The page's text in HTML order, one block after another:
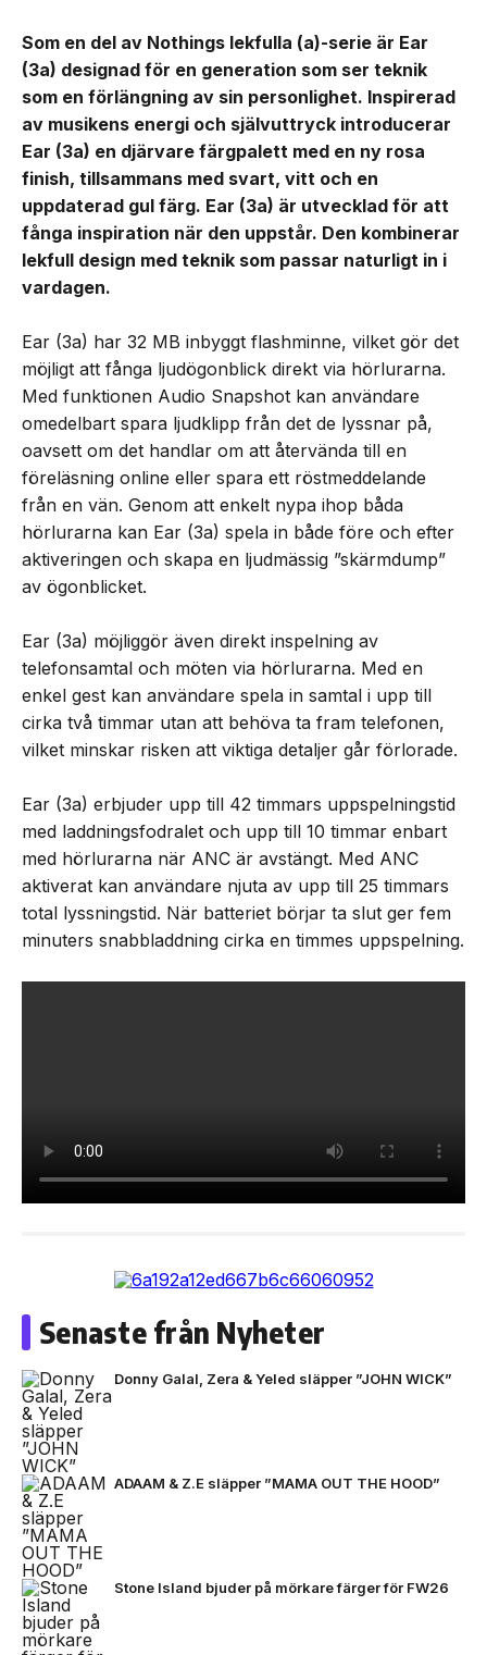
Som en del av Nothings lekfulla (a)-serie är Ear
(3a) designad för en generation som ser teknik
som en förlängning av sin personlighet. Inspirerad
av musikens energi och självuttryck introducerar
Ear (3a) en djärvare färgpalett med en ny rosa
finish, tillsammans med svart, vitt och en
uppdaterad gul färg. Ear (3a) är utvecklad för att
fånga inspiration när den uppstår. Den kombinerar
lekfull design med teknik som passar naturligt in i
vardagen.
Ear (3a) har 32 MB inbyggt flashminne, vilket gör det
möjligt att fånga ljudögonblick direkt via hörlurarna.
Med funktionen Audio Snapshot kan användare
omedelbart spara ljudklipp från det de lyssnar på,
oavsett om det handlar om att återvända till en
föreläsning online eller spara ett röstmeddelande
från en vän. Genom att enkelt nypa ihop båda
hörlurarna kan Ear (3a) spela in både före och efter
aktiveringen och skapa en ljudmässig ”skärmdump”
av ögonblicket.
Ear (3a) möjliggör även direkt inspelning av
telefonsamtal och möten via hörlurarna. Med en
enkel gest kan användare spela in samtal i upp till
cirka två timmar utan att behöva ta fram telefonen,
vilket minskar risken att viktiga detaljer går förlorade.
Ear (3a) erbjuder upp till 42 timmars uppspelningstid
med laddningsfodralet och upp till 10 timmar enbart
med hörlurarna när ANC är avstängt. Med ANC
aktiverat kan användare njuta av upp till 25 timmars
total lyssningstid. När batteriet börjar ta slut ger fem
minuters snabbladdning cirka en timmes uppspelning.
Senaste från Nyheter
Donny Galal, Zera & Yeled släpper ”JOHN WICK”
ADAAM & Z.E släpper ”MAMA OUT THE HOOD”
Stone Island bjuder på mörkare färger för FW26